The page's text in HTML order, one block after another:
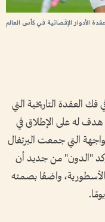
الأدوار الإقصائية في كأس العالم
فك العقدة التاريخية التي
هدف له على الإطلاق في
التي جمعت البرتغال
دور الـ32 من مونديال 2026، ليؤكد "الدون" من جديد أن
واضعًا بصمته